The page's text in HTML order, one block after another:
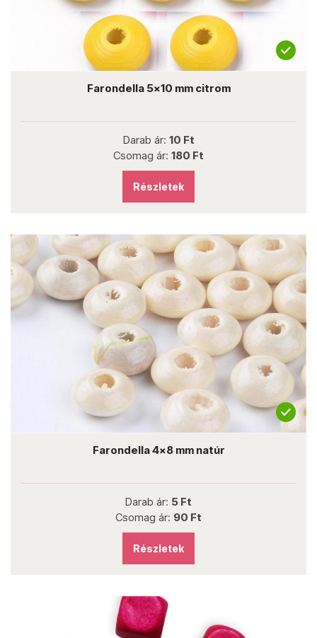
Farondella 5x10 mm citrom
Darab ár: 10 Ft
Csomag ár: 180 Ft
Részletek
Farondella 4x8 mm natúr
Darab ár: 5 Ft
Csomag ár: 90 Ft
Részletek